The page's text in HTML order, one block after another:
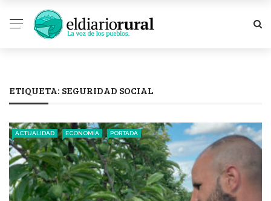
ETIQUETA: SEGURIDAD SOCIAL
ACTUALIDAD ECONOMÍA PORTADA